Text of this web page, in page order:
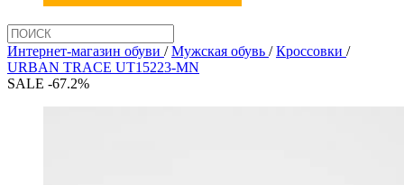
Интернет-магазин обуви /Мужская обувь /Кроссовки /
URBAN TRACE UT15223-MN
SALE -67.2%